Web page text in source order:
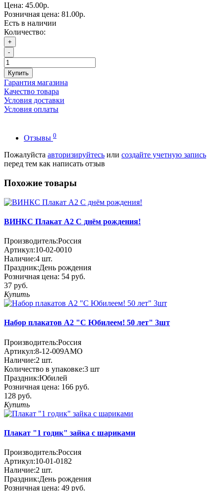
Цена: 45.00р.
Розничная цена: 81.00р.
Есть в наличии
Количество:
+
-
Купить
Гарантия магазина
Качество товара
Условия доставки
Условия оплаты
Отзывы 0
Пожалуйста авторизируйтесь или создайте учетную запись
перед тем как написать отзыв
Похожие товары
ВИНКС Плакат А2 С днём рождения!
Производитель:Россия
Артикул:10-02-0010
Наличие:4 шт.
Праздник:День рождения
Розничная цена: 54 руб.
37 руб.
Купить
Набор плакатов А2 "С Юбилеем! 50 лет" 3шт
Производитель:Россия
Артикул:8-12-009АМО
Наличие:2 шт.
Количество в упаковке:3 шт
Праздник:Юбилей
Розничная цена: 166 руб.
128 руб.
Купить
Плакат "1 годик" зайка с шариками
Производитель:Россия
Артикул:10-01-0182
Наличие:2 шт.
Праздник:День рождения
Розничная цена: 49 руб.